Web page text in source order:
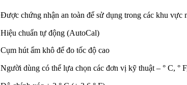
Được chứng nhận an toàn để sử dụng trong các khu
Hiệu chuẩn tự động (AutoCal)
Cụm hút ẩm khô để đo tốc độ cao
Người dùng có thể lựa chọn các đơn vị kỹ thuật – ° C, °